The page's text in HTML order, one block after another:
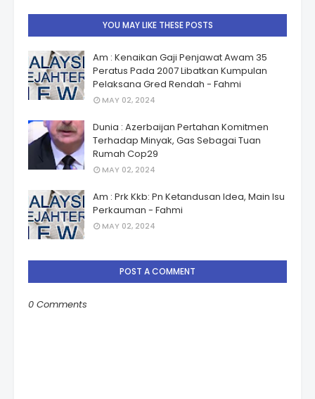
YOU MAY LIKE THESE POSTS
Am : Kenaikan Gaji Penjawat Awam 35
Peratus Pada 2007 Libatkan Kumpulan
Pelaksana Gred Rendah - Fahmi
MAY 02, 2024
Dunia : Azerbaijan Pertahan Komitmen
Terhadap Minyak, Gas Sebagai Tuan
Rumah Cop29
MAY 02, 2024
Am : Prk Kkb: Pn Ketandusan Idea, Main Isu
Perkauman - Fahmi
MAY 02, 2024
POST A COMMENT
0 Comments